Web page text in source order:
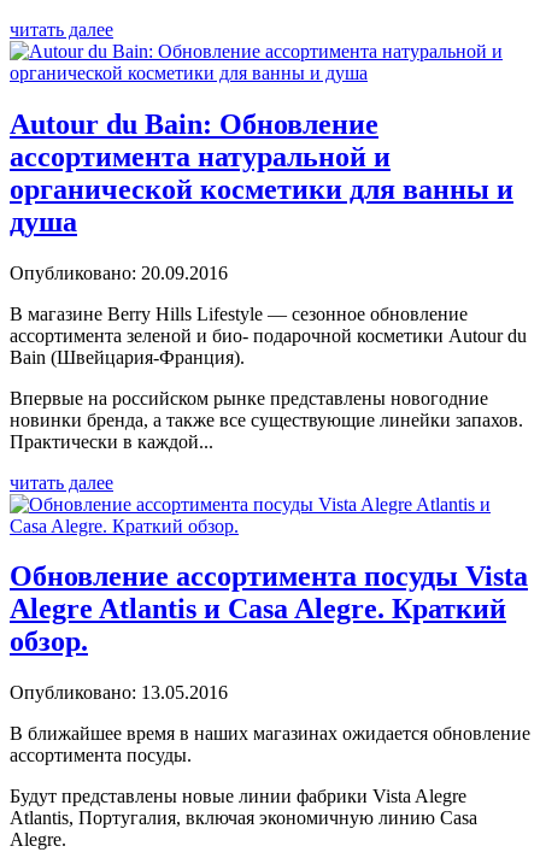
читать далее
Autour du Bain: Обновление
ассортимента натуральной и
органической косметики для ванны и
душа
Опубликовано: 20.09.2016
В магазине Berry Hills Lifestyle — сезонное обновление
ассортимента зеленой и био- подарочной косметики Autour du
Bain (Швейцария-Франция).
Впервые на российском рынке представлены новогодние
новинки бренда, а также все существующие линейки запахов.
Практически в каждой...
читать далее
Обновление ассортимента посуды Vista
Alegre Atlantis и Casa Alegre. Краткий
обзор.
Опубликовано: 13.05.2016
В ближайшее время в наших магазинах ожидается обновление
ассортимента посуды.
Будут представлены новые линии фабрики Vista Alegre
Atlantis, Португалия, включая экономичную линию Casa
Alegre.